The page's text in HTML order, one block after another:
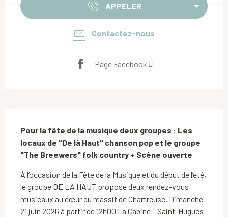
APPELER
Contactez-nous
Page Facebook
Pour la fête de la musique deux groupes : Les
locaux de "De là Haut" chanson pop et le groupe
"The Breewers" folk country + Scène ouverte
À l’occasion de la Fête de la Musique et du début de l’été,
le groupe DE LÀ HAUT propose deux rendez-vous
musicaux au cœur du massif de Chartreuse. Dimanche
21 juin 2026 à partir de 12h00 La Cabine – Saint-Hugues